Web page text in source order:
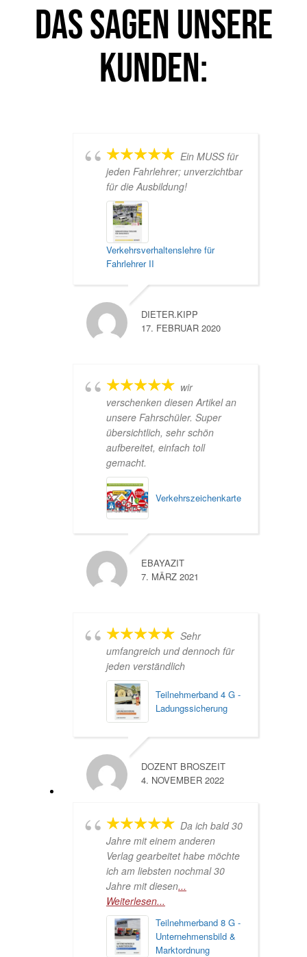
Das sagen unsere
Kunden:
Ein MUSS für
jeden Fahrlehrer; unverzichtbar
für die Ausbildung!
Verkehrsverhaltenslehre für
Fahrlehrer II
DIETER.KIPP
17. FEBRUAR 2020
wir
verschenken diesen Artikel an
unsere Fahrschüler. Super
übersichtlich, sehr schön
aufbereitet, einfach toll
gemacht.
Verkehrszeichenkarte
EBAYAZIT
7. MÄRZ 2021
Sehr
umfangreich und dennoch für
jeden verständlich
Teilnehmerband 4 G -
Ladungssicherung
DOZENT BROSZEIT
4. NOVEMBER 2022
Da ich bald 30
Jahre mit einem anderen
Verlag gearbeitet habe möchte
ich am liebsten nochmal 30
Jahre mit diesen...
Weiterlesen...
Teilnehmerband 8 G -
Unternehmensbild &
Marktordnung